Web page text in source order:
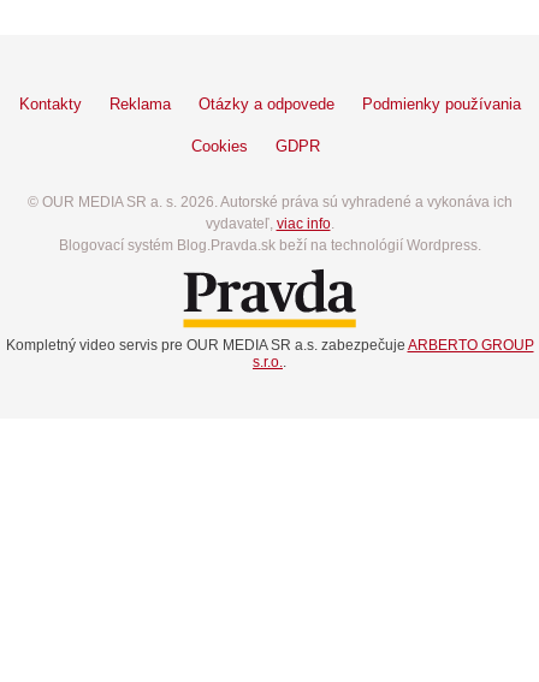
Kontakty Reklama Otázky a odpovede Podmienky používania
Cookies GDPR
© OUR MEDIA SR a. s. 2026. Autorské práva sú vyhradené a vykonáva ich
vydavateľ, viac info.
Blogovací systém Blog.Pravda.sk beží na technológií Wordpress.
Kompletný video servis pre OUR MEDIA SR a.s. zabezpečuje ARBERTO GROUP
s.r.o.